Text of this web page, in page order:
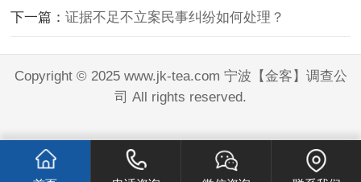
下一篇：证据不足不立案民事纠纷如何处理？
Copyright © 2025 www.jk-tea.com 宁波【金客】调查公
司 All rights reserved.